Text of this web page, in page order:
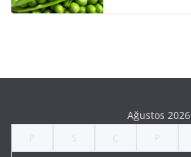
Ağustos 2026